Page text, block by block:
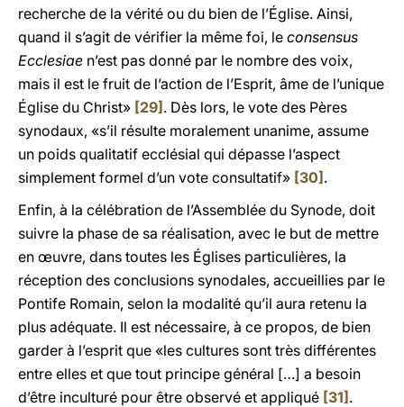
recherche de la vérité ou du bien de l’Église. Ainsi,
quand il s’agit de vérifier la même foi, le consensus
Ecclesiae n’est pas donné par le nombre des voix,
mais il est le fruit de l’action de l’Esprit, âme de l’unique
Église du Christ» [29] . Dès lors, le vote des Pères
synodaux, «s’il résulte moralement unanime, assume
un poids qualitatif ecclésial qui dépasse l’aspect
simplement formel d’un vote consultatif» [30] .
Enfin, à la célébration de l’Assemblée du Synode, doit
suivre la phase de sa réalisation, avec le but de mettre
en œuvre, dans toutes les Églises particulières, la
réception des conclusions synodales, accueillies par le
Pontife Romain, selon la modalité qu’il aura retenu la
plus adéquate. Il est nécessaire, à ce propos, de bien
garder à l’esprit que «les cultures sont très différentes
entre elles et que tout principe général […] a besoin
d’être inculturé pour être observé et appliqué [31] .